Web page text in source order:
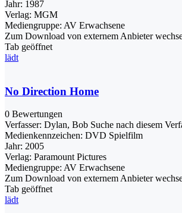
Jahr: 1987
Verlag: MGM
Mediengruppe: AV Erwachsene
Zum Download von externem Anbieter
Tab geöffnet
lädt
No Direction Home
0 Bewertungen
Verfasser: Dylan, Bob Suche nach diesem
Medienkennzeichen: DVD Spielfilm
Jahr: 2005
Verlag: Paramount Pictures
Mediengruppe: AV Erwachsene
Zum Download von externem Anbieter
Tab geöffnet
lädt